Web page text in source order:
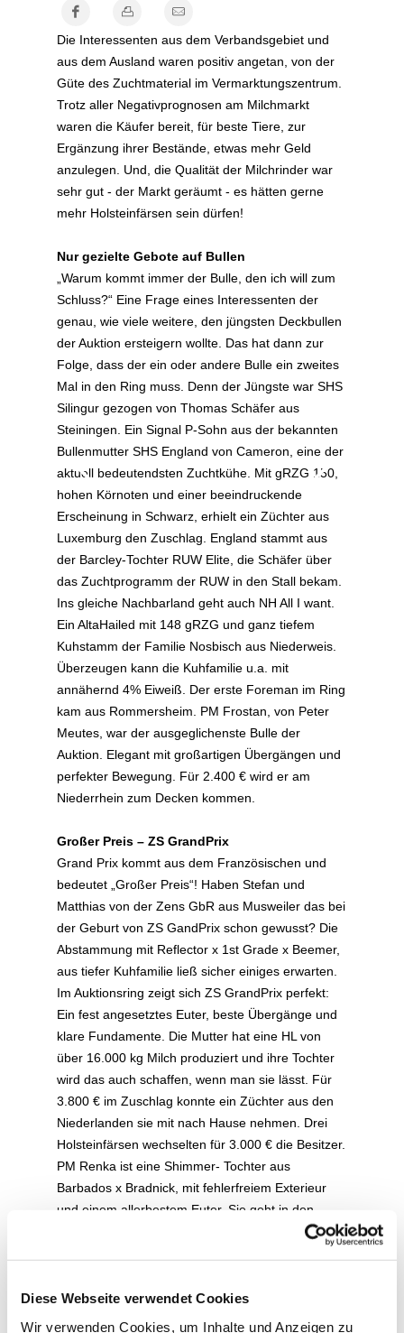
Diese Webseite verwendet Cookies
Wir verwenden Cookies, um Inhalte und Anzeigen zu
Die Interessenten aus dem Verbandsgebiet und
aus dem Ausland waren positiv angetan, von der
Güte des Zuchtmaterial im Vermarktungszentrum.
Trotz aller Negativprognosen am Milchmarkt
waren die Käufer bereit, für beste Tiere, zur
Ergänzung ihrer Bestände, etwas mehr Geld
anzulegen. Und, die Qualität der Milchrinder war
sehr gut - der Markt geräumt - es hätten gerne
mehr Holsteinfärsen sein dürfen!
Nur gezielte Gebote auf Bullen
„Warum kommt immer der Bulle, den ich will zum
Schluss?“ Eine Frage eines Interessenten der
genau, wie viele weitere, den jüngsten Deckbullen
der Auktion ersteigern wollte. Das hat dann zur
Folge, dass der ein oder andere Bulle ein zweites
Mal in den Ring muss. Denn der Jüngste war SHS
Silingur gezogen von Thomas Schäfer aus
Steiningen. Ein Signal P-Sohn aus der bekannten
Bullenmutter SHS England von Cameron, eine der
aktuell bedeutendsten Zuchtkühe. Mit gRZG 150,
hohen Körnoten und einer beeindruckende
Erscheinung in Schwarz, erhielt ein Züchter aus
Luxemburg den Zuschlag. England stammt aus
der Barcley-Tochter RUW Elite, die Schäfer über
das Zuchtprogramm der RUW in den Stall bekam.
Ins gleiche Nachbarland geht auch NH All I want.
Ein AltaHailed mit 148 gRZG und ganz tiefem
Kuhstamm der Familie Nosbisch aus Niederweis.
Überzeugen kann die Kuhfamilie u.a. mit
annähernd 4% Eiweiß. Der erste Foreman im Ring
kam aus Rommersheim. PM Frostan, von Peter
Meutes, war der ausgeglichenste Bulle der
Auktion. Elegant mit großartigen Übergängen und
perfekter Bewegung. Für 2.400 € wird er am
Niederrhein zum Decken kommen.
Großer Preis – ZS GrandPrix
Grand Prix kommt aus dem Französischen und
bedeutet „Großer Preis“! Haben Stefan und
Matthias von der Zens GbR aus Musweiler das bei
der Geburt von ZS GandPrix schon gewusst? Die
Abstammung mit Reflector x 1st Grade x Beemer,
aus tiefer Kuhfamilie ließ sicher einiges erwarten.
Im Auktionsring zeigt sich ZS GrandPrix perfekt:
Ein fest angesetztes Euter, beste Übergänge und
klare Fundamente. Die Mutter hat eine HL von
über 16.000 kg Milch produziert und ihre Tochter
wird das auch schaffen, wenn man sie lässt. Für
3.800 € im Zuschlag konnte ein Züchter aus den
Niederlanden sie mit nach Hause nehmen. Drei
Holsteinfärsen wechselten für 3.000 € die Besitzer.
PM Renka ist eine Shimmer- Tochter aus
Barbados x Bradnick, mit fehlerfreiem Exterieur
und einem allerbestem Euter. Sie geht in den
Vulkaneifelkreis. Aus demselben Zuchtstall kam
Leistungspotential – da werden die 100 Tonnen